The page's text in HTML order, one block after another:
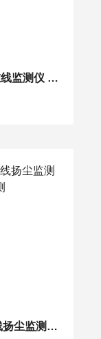
OSEN-Z便携式噪声在线监测仪 噪音污染快速检测仪
OSEN-6pro贝塔β射线扬尘监测系统 空气质量噪音检测